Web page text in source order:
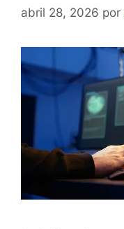
abril 28, 2026 por